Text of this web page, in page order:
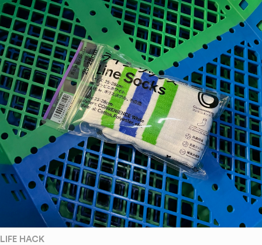
LIFE HACK